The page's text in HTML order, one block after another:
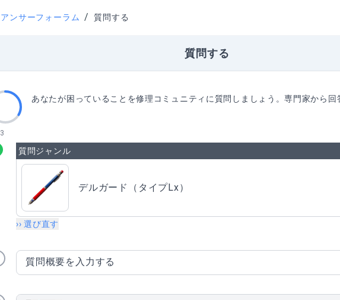
アンサーフォーラム / 質問する
質問する
3
あなたが困っていることを修理コミュニティに質問しましょう。専門家から回
質問ジャンル
デルガード（タイプLx）
›› 選び直す
質問概要を入力する